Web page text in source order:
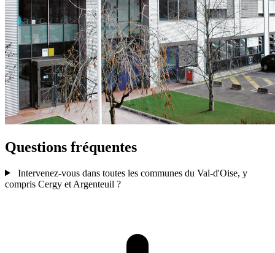
Questions fréquentes
Intervenez-vous dans toutes les communes du Val-d'Oise, y
compris Cergy et Argenteuil ?